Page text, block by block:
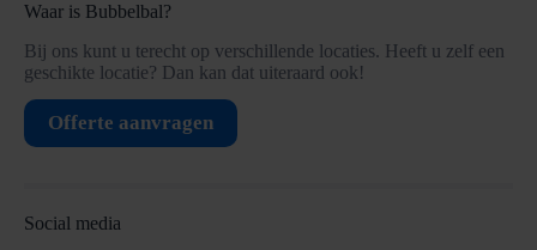
Waar is Bubbelbal?
Bij ons kunt u terecht op verschillende locaties. Heeft u zelf een
geschikte locatie? Dan kan dat uiteraard ook!
Offerte aanvragen
Social media